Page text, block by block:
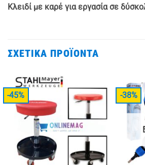
Κλειδί με καρέ για εργασία σε
ΣΧΕΤΙΚΆ ΠΡΟΪΌΝΤΑ
-45% -38%